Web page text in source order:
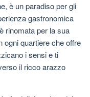
è un paradiso per gli
gastronomica
rinomata per la sua
ogni quartiere che offre
i sensi e ti
il ricco arazzo